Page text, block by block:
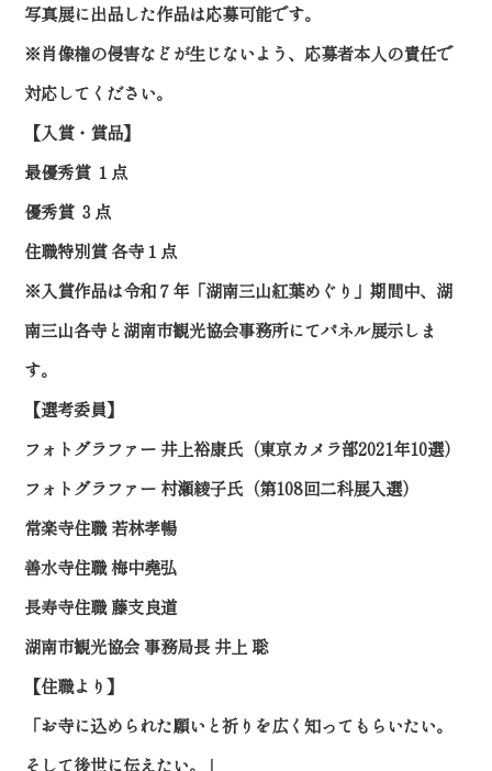
写真展に出品した作品は応募可能です。
※肖像権の侵害などが生じないよう、応募者本人の責任で
対応してください。
【入賞・賞品】
最優秀賞 １点
優秀賞 ３点
住職特別賞 各寺１点
※入賞作品は令和７年「湖南三山紅葉めぐり」期間中、湖
南三山各寺と湖南市観光協会事務所にてパネル展示しま
す。
【選考委員】
フォトグラファー 井上裕康氏（東京カメラ部2021年10選）
フォトグラファー 村瀬綾子氏（第108回二科展入選）
常楽寺住職 若林孝暢
善水寺住職 梅中堯弘
長寿寺住職 藤支良道
湖南市観光協会 事務局長 井上 聡
【住職より】
「お寺に込められた願いと祈りを広く知ってもらいたい。
そして後世に伝えたい。」